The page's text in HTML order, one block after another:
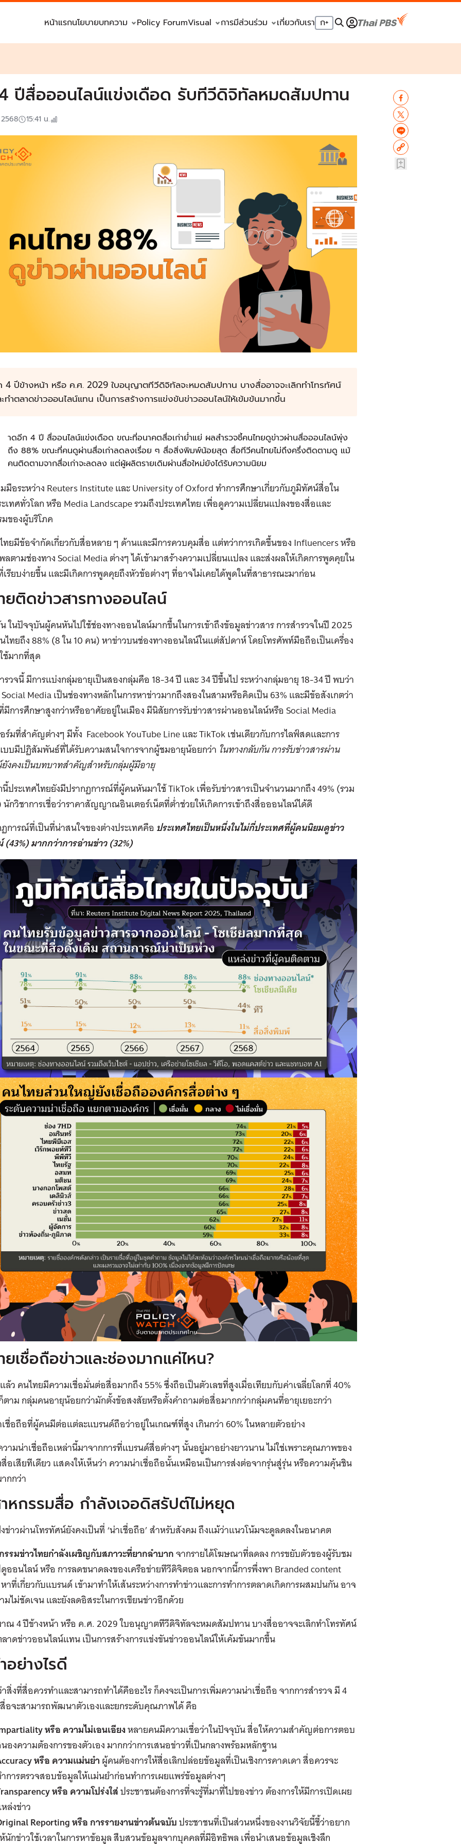
หน้าแรกนโยบายบทความ Policy ForumVisual การมีส่วนร่วม เกี่ยวกับเรา ก+
ปีสื่อออนไลน์แข่งเดือด รับทีวีดิจิทัลหมดสัมปทาน
15:41 น.
4 ปีข้างหน้า หรือ ค.ศ. 2029 ใบอนุญาตทีวีดิจิทัลจะหมดสัมปทาน บางสื่ออาจจะเลิกทำโทรทัศน์
ทำตลาดข่าวออนไลน์แทน เป็นการสร้างการแข่งขันข่าวออนไลน์ให้เข้มข้นมากขึ้น
าดอีก 4 ปี สื่ออนไลน์แข่งเดือด ขณะที่อนาคตสื่อเก่าย่ำแย่ ผลสำรวจชี้คนไทยดูข่าวผ่านสื่อออนไลน์พุ่ง
ถึง 88% ขณะที่คนดูผ่านสื่อเก่าลดลงเรื่อย ๆ สื่อสิ่งพิมพ์น้อยสุด สื่อทีวีคนไทยไม่ถึงครึ่งติดตามดู แม้
คนติดตามจากสื่อเก่าจะลดลง แต่ผู้ผลิตรายเดิมผ่านสื่อใหม่ยังได้รับความนิยม
มือระหว่าง Reuters Institute และ University of Oxford ทำการศึกษาเกี่ยวกับภูมิทัศน์สื่อใน
เทศทั่วโลก หรือ Media Landscape รวมถึงประเทศไทย เพื่อดูความเปลี่ยนแปลงของสื่อและ
ของผู้บริโภค
ทยมีข้อจำกัดเกี่ยวกับสื่อหลาย ๆ ด้านและมีการควบคุมสื่อ แต่ทว่าการเกิดขึ้นของ Influencers หรือ
ตามช่องทาง Social Media ต่างๆ ได้เข้ามาสร้างความเปลี่ยนแปลง และส่งผลให้เกิดการพูดคุยใน
รียบง่ายขึ้น และมีเกิดการพูดคุยถึงหัวข้อต่างๆ ที่อาจไม่เคยได้พูดในที่สาธารณะมาก่อน
ยติดข่าวสารทางออนไลน์
ในปัจจุบันผู้คนหันไปใช้ช่องทางออนไลน์มากขึ้นในการเข้าถึงข้อมูลข่าวสาร การสำรวจในปี 2025
ไทยถึง 88% (8 ใน 10 คน) หาข่าวบนช่องทางออนไลน์ในแต่สัปดาห์ โดยโทรศัพท์มือถือเป็นเครื่อง
มากที่สุด
รวจนี้ มีการแบ่งกลุ่มอายุเป็นสองกลุ่มคือ 18-34 ปี และ 34 ปีขึ้นไป ระหว่างกลุ่มอายุ 18-34 ปี พบว่า
Media เป็นช่องทางหลักในการหาข่าวมากถึงสองในสามหรือคิดเป็น 63% และมีข้อสังเกตว่า
การศึกษาสูงกว่าหรืออาศัยอยู่ในเมือง มีนิสัยการรับข่าวสารผ่านออนไลน์หรือ Social Media
มที่สำคัญต่างๆ มีทั้ง Facebook YouTube Line และ TikTok เช่นเดียวกับการไลฟ์สดและการ
บมีปฏิสัมพันธ์ที่ได้รับความสนใจการจากผู้ชมอายุน้อยกว่า ในทางกลับกัน การรับข่าวสารผ่าน
งคงเป็นบทบาทสำคัญสำหรับกลุ่มผู้มีอายุ
ประเทศไทยยังมีปรากฏการณ์ที่ผู้คนหันมาใช้ TikTok เพื่อรับข่าวสารเป็นจำนวนมากถึง 49% (รวม
กวิชาการเชื่อว่าราคาสัญญาณอินเตอร์เน็ตที่ต่ำช่วยให้เกิดการเข้าถึงสื่อออนไลน์ได้ดี
การณ์ที่เป็นที่น่าสนใจของต่างประเทศคือ ประเทศไทยเป็นหนึ่งในไม่กี่ประเทศที่ผู้คนนิยมดูข่าว
(43%)มากกว่าการอ่านข่าว(32%)
ยเชื่อถือข่าวและช่องมากแค่ไหน?
ล้ว คนไทยมีความเชื่อมั่นต่อสื่อมากถึง 55% ซึ่งถือเป็นตัวเลขที่สูงเมื่อเทียบกับค่าเฉลี่ยโลกที่ 40%
ตาม กลุ่มคนอายุน้อยกว่ามักตั้งข้อสงสัยหรือตั้งคำถามต่อสื่อมากกว่ากลุ่มคนที่อายุเยอะกว่า
ชื่อถือที่ผู้คนมีต่อแต่ละแบรนด์ถือว่าอยู่ในเกณฑ์ที่สูง เกินกว่า 60% ในหลายตัวอย่าง
ามน่าเชื่อถือเหล่านี้มาจากการที่แบรนด์สื่อต่างๆ นั้นอยู่มาอย่างยาวนาน ไม่ใช่เพราะคุณภาพของ
อเสียทีเดียว แสดงให้เห็นว่า ความน่าเชื่อถือนั้นเหมือนเป็นการส่งต่อจากรุ่นสู่รุ่น หรือความคุ้นชิน
กกว่า
หกรรมสื่อ กำลังเจอดิสรัปต์ไม่หยุด
ข่าวผ่านโทรทัศน์ยังคงเป็นที่ ‘น่าเชื่อถือ’ สำหรับสังคม ถึงแม้ว่าแนวโน้มจะดูลดลงในอนาคต
รมข่าวไทยกำลังเผชิญกับสภาวะที่ยากลำบากจากรายได้โฆษณาที่ลดลง การขยับตัวของผู้รับชม
ออนไลน์ หรือ การลดขนาดลงของเครือข่ายทีวีดิจิตอล นอกจากนี้การพึ่งพา Branded content
าที่เกี่ยวกับแบรนด์ เข้ามาทำให้เส้นระหว่างการทำข่าวและการทำการตลาดเกิดการผสมปนกัน อาจ
มไม่ชัดเจน และยังลดอิสระในการเขียนข่าวอีกด้วย
ณ 4 ปีข้างหน้า หรือ ค.ศ. 2029 ใบอนุญาตทีวีดิจิทัลจะหมดสัมปทาน บางสื่ออาจจะเลิกทำโทรทัศน์
าดข่าวออนไลน์แทน เป็นการสร้างการแข่งขันข่าวออนไลน์ให้เค้มข้นมากขึ้น
อย่างไรดี
สิ่งที่สื่อควรทำและสามารถทำได้คืออะไร ก็คงจะเป็นการเพิ่มความน่าเชื่อถือ จากการสำรวจ มี 4
อจะสามารถพัฒนาตัวเองและยกระดับคุณภาพได้ คือ
หรือ ความไม่เอนเอียงหลายคนมีความเชื่อว่าในปัจจุบัน สื่อให้ความสำคัญต่อการตอบ
องความต้องการของตัวเอง มากกว่าการเสนอข่าวที่เป็นกลางพร้อมหลักฐาน
หรือ ความแม่นยำผู้คนต้องการให้สื่อเลิกปล่อยข้อมูลที่เป็นเชิงการคาดเดา สื่อควรจะ
การตรวจสอบข้อมูลให้แม่นยำก่อนทำการเผยแพร่ข้อมูลต่างๆ
หรือ ความโปร่งใส่ประชาชนต้องการที่จะรู้ที่มาที่ไปของข่าว ต้องการให้มีการเปิดเผย
ล่งข่าว
Reportingหรือ การรายงานข่าวต้นฉบับประชาชนที่เป็นส่วนหนึ่งของงานวิจัยนี้ชี้ว่าอยาก
นักข่าวใช้เวลาในการหาข้อมูล สืบสวนข้อมูลจากบุคคลที่มีอิทธิพล เพื่อนำเสนอข้อมูลเชิงลึก